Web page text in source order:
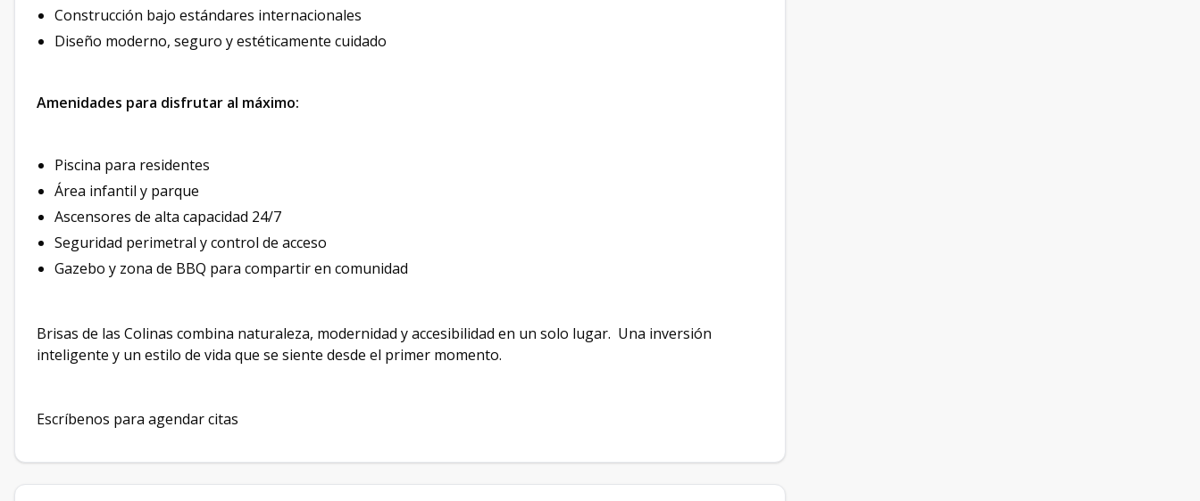
Construcción bajo estándares internacionales
Diseño moderno, seguro y estéticamente cuidado
Amenidades para disfrutar al máximo:
Piscina para residentes
Área infantil y parque
Ascensores de alta capacidad 24/7
Seguridad perimetral y control de acceso
Gazebo y zona de BBQ para compartir en comunidad
Brisas de las Colinas combina naturaleza, modernidad y accesibilidad en un solo lugar. Una inversión
inteligente y un estilo de vida que se siente desde el primer momento.
Escríbenos para agendar citas